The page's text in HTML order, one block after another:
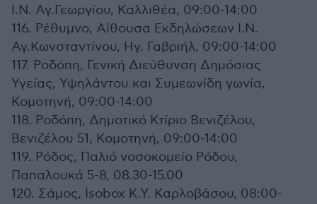
Ι.Ν. Αγ.Γεωργίου, Καλλιθέα, 09:00-14:00
116. Ρέθυμνο, Αίθουσα Εκδηλώσεων Ι.Ν.
Αγ.Κωνσταντίνου, Ηγ. Γαβριήλ, 09:00-14:00
117. Ροδόπη, Γενική Διεύθυνση Δημόσιας
Υγείας, Υψηλάντου και Συμεωνίδη γωνία,
Κομοτηνή, 09:00-14:00
118. Ροδόπη, Δημοτικό Κτίριο Βενιζέλου,
Βενιζέλου 51, Κομοτηνή, 09:00-14:00
119. Ρόδος, Παλιό νοσοκομείο Ρόδου,
Παπαλουκά 5-8, 08.30-15.00
120. Σάμος, Isobox Κ.Υ. Καρλοβάσου, 08:00-